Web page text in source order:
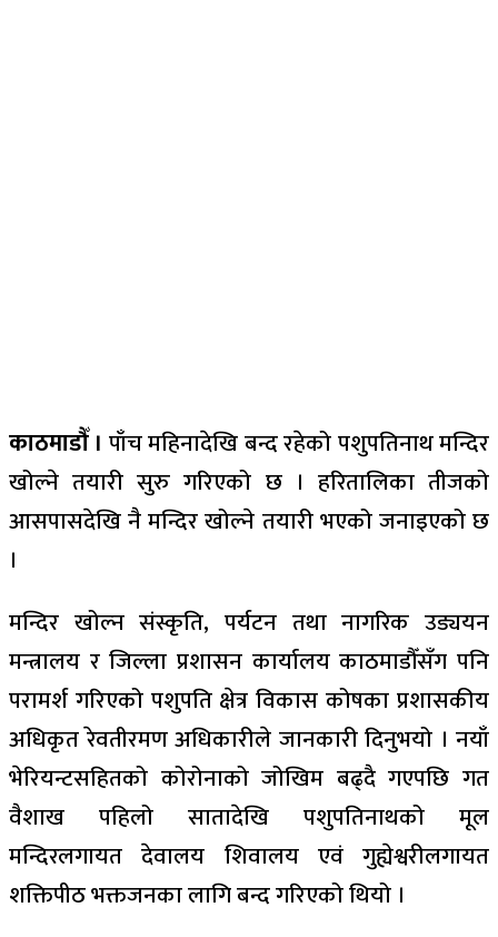
काठमाडौँ । पाँच महिनादेखि बन्द रहेको पशुपतिनाथ मन्दिर
खोल्ने तयारी सुरु गरिएको छ । हरितालिका तीजको
आसपासदेखि नै मन्दिर खोल्ने तयारी भएको जनाइएको छ
।
मन्दिर खोल्न संस्कृति, पर्यटन तथा नागरिक उड्ययन
मन्त्रालय र जिल्ला प्रशासन कार्यालय काठमाडौँसँग पनि
परामर्श गरिएको पशुपति क्षेत्र विकास कोषका प्रशासकीय
अधिकृत रेवतीरमण अधिकारीले जानकारी दिनुभयो । नयाँ
भेरियन्टसहितको कोरोनाको जोखिम बढ्दै गएपछि गत
वैशाख पहिलो सातादेखि पशुपतिनाथको मूल
मन्दिरलगायत देवालय शिवालय एवं गुह्येश्वरीलगायत
शक्तिपीठ भक्तजनका लागि बन्द गरिएको थियो ।